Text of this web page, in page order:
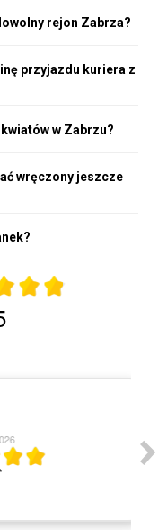
rejon Zabrza?
przyjazdu kuriera z
w Zabrzu?
wręczony jeszcze